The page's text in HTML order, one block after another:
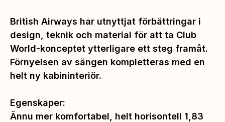
British Airways har utnyttjat förbättringar i
design, teknik och material för att ta Club
World-konceptet ytterligare ett steg framåt.
Förnyelsen av sängen kompletteras med en
helt ny kabininteriör.
Egenskaper:
Ännu mer komfortabel, helt horisontell 1,83